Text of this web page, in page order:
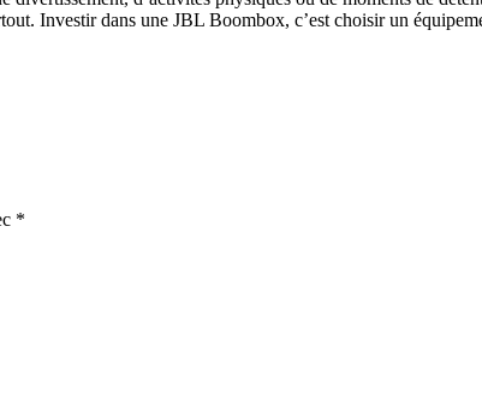
Investir dans une JBL Boombox, c’est choisir un
*